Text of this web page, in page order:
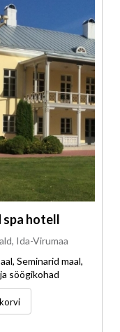
spa hotell
Ida-Virumaa
Seminarid maal,
söögikohad